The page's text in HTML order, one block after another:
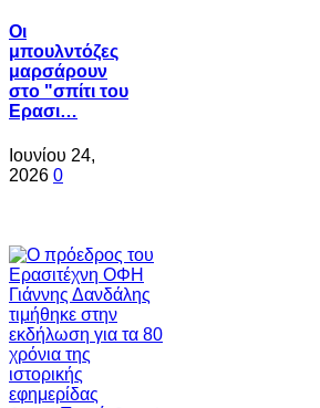
Oι
μπουλντόζες
μαρσάρουν
στο "σπίτι του
Ερασι…
Ιουνίου 24,
2026 0